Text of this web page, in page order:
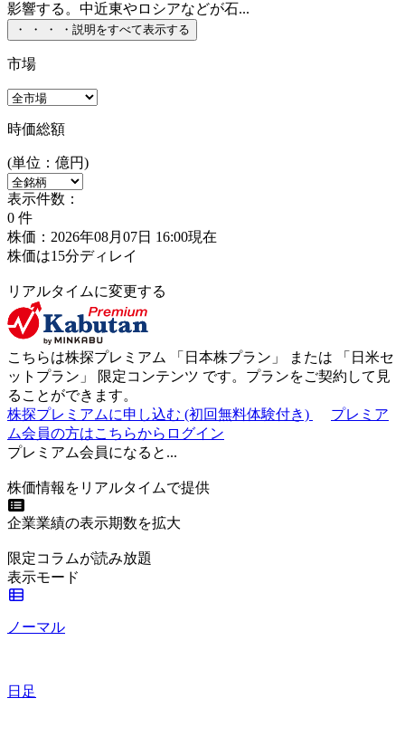
影響する。中近東やロシアなどが石...
・ ・ ・ ・ 説明をすべて表示する
市場
時価総額
(単位：億円)
表示件数：
0 件
株価：2026年08月07日 16:00現在
株価は15分ディレイ
リアルタイムに変更する
こちらは株探プレミアム 「 日本株プラン 」 または 「 日米セ
ットプラン 」 限定コンテンツ です。プランをご契約して見
ることができます。
株探プレミアムに申し込む (初回無料体験付き)
プレミア
ム会員の方はこちらからログイン
プレミアム会員になると...
株価情報をリアルタイムで提供
企業業績の表示期数を拡大
限定コラムが読み放題
表示モード
ノーマル
日足